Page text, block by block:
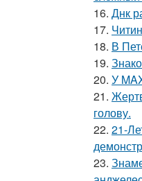
16. Днк
17.
18. В
19.
20. У
21.
голову.
22. 21-
23.